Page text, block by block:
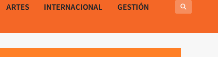
ARTES INTERNACIONAL GESTIÓN